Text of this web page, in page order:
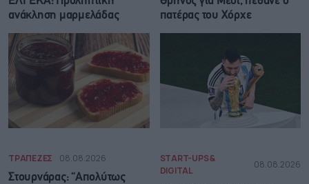
ανάκληση μαρμελάδας
πατέρας του Χόρχε
ΤΡΑΠΕΖΕΣ 08.08.2026
Στουρνάρας: “Απολύτως
START-UPS &
DIGITAL
08.08.2026